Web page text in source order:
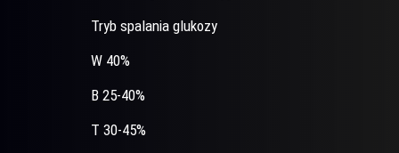
Tryb spalania glukozy
W 40%
B 25-40%
T 30-45%